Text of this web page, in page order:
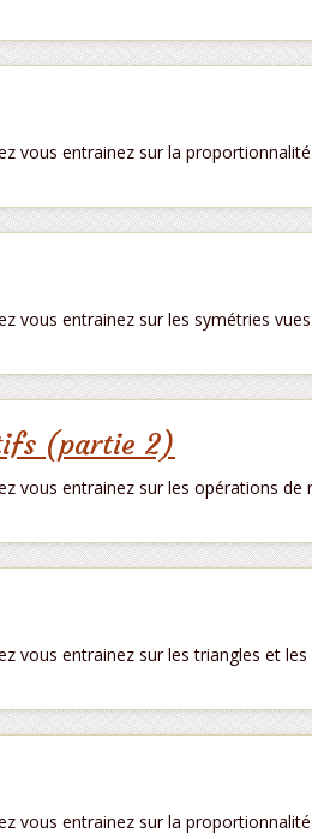
vous entrainez sur la
vous entrainez sur les symétries
(partie 2)
vous entrainez sur les opérations de
vous entrainez sur les triangles et
vous entrainez sur la